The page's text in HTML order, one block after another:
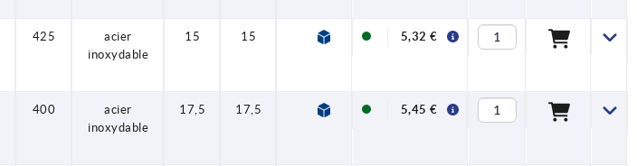
425
acier
inoxydable
15 15 6,6 6
5,32 €
400
acier
inoxydable
17,5 17,5 6,6 6
5,45 €